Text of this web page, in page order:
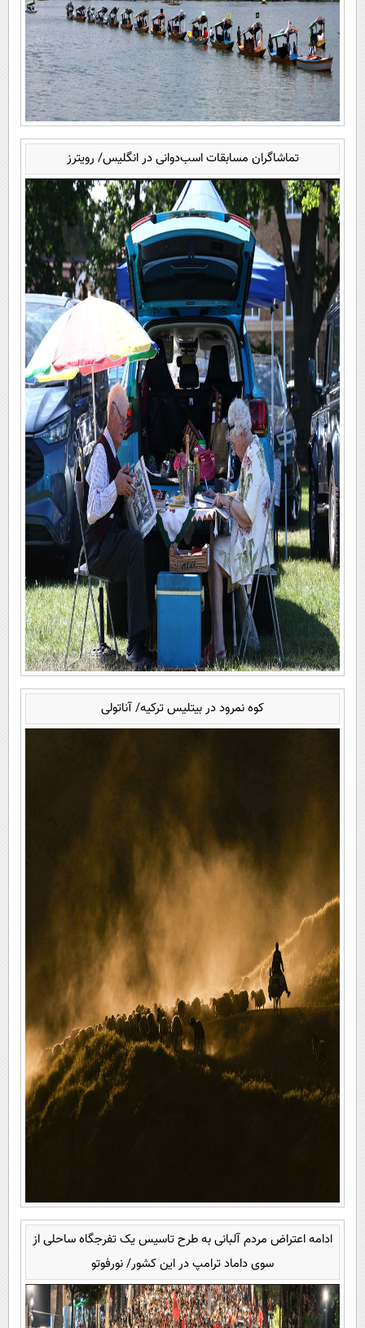
تماشاگران مسابقات اسب‌دوانی در انگلیس/ رویترز
کوه نمرود در بیتلیس ترکیه/ آناتولی
ادامه اعتراض مردم آلبانی به طرح تاسیس یک تفرجگاه ساحلی از
سوی داماد ترامپ در این کشور/ نورفوتو